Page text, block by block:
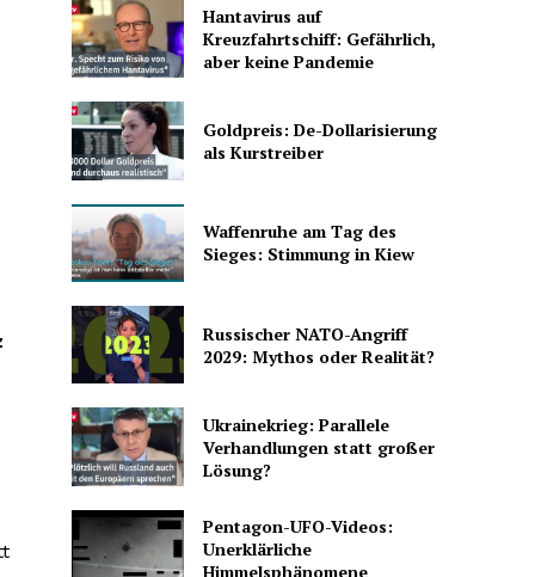
Hantavirus auf
Kreuzfahrtschiff: Gefährlich,
aber keine Pandemie
Goldpreis: De-Dollarisierung
als Kurstreiber
Waffenruhe am Tag des
Sieges: Stimmung in Kiew
Russischer NATO-Angriff
2029: Mythos oder Realität?
Ukrainekrieg: Parallele
Verhandlungen statt großer
Lösung?
Pentagon-UFO-Videos:
Unerklärliche
Himmelsphänomene